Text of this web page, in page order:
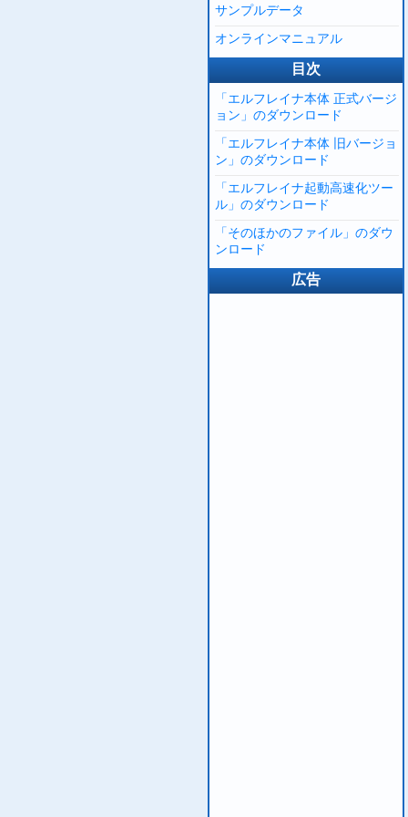
サンプルデータ
オンラインマニュアル
目次
「エルフレイナ本体 正式バージ
ョン」のダウンロード
「エルフレイナ本体 旧バージョ
ン」のダウンロード
「エルフレイナ起動高速化ツー
ル」のダウンロード
「そのほかのファイル」のダウ
ンロード
広告